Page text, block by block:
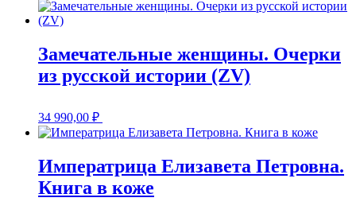
Замечательные женщины. Очерки
из русской истории (ZV)
34 990,00 ₽
Императрица Елизавета Петровна.
Книга в коже